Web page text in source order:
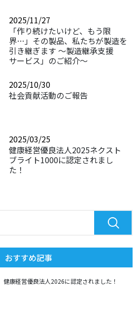
2025/11/27
「作り続けたいけど、もう限
界…」その製品、私たちが製造を
引き継ぎます ～製造継承支援
サービス」のご紹介～
2025/10/30
社会貢献活動のご報告
2025/03/25
健康経営優良法人2025ネクスト
ブライト1000に認定されまし
た！
おすすめ記事
健康経営優良法人2026に認定されました！